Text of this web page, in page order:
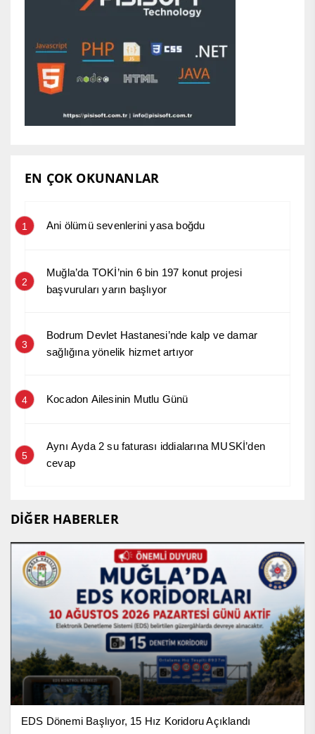
EN ÇOK OKUNANLAR
1 Ani ölümü sevenlerini yasa boğdu
2
Muğla’da TOKİ’nin 6 bin 197 konut projesi
başvuruları yarın başlıyor
3
Bodrum Devlet Hastanesi’nde kalp ve damar
sağlığına yönelik hizmet artıyor
4 Kocadon Ailesinin Mutlu Günü
5
Aynı Ayda 2 su faturası iddialarına MUSKİ’den
cevap
DİĞER HABERLER
EDS Dönemi Başlıyor, 15 Hız Koridoru Açıklandı